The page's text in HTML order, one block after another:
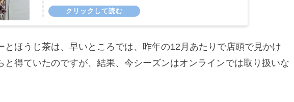
とほうじ茶は、早いところでは、昨年の12月あたりで店頭で見かけ
と得ていたのですが、結果、今シーズンはオンラインでは取り扱いな